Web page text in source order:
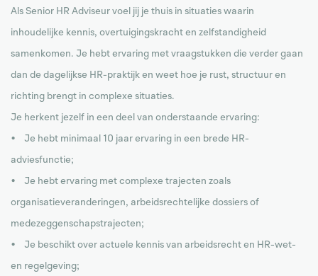
Als Senior HR Adviseur voel jij je thuis in situaties waarin
inhoudelijke kennis, overtuigingskracht en zelfstandigheid
samenkomen. Je hebt ervaring met vraagstukken die verder gaan
dan de dagelijkse HR-praktijk en weet hoe je rust, structuur en
richting brengt in complexe situaties.
Je herkent jezelf in een deel van onderstaande ervaring:
• Je hebt minimaal 10 jaar ervaring in een brede HR-
adviesfunctie;
• Je hebt ervaring met complexe trajecten zoals
organisatieveranderingen, arbeidsrechtelijke dossiers of
medezeggenschapstrajecten;
• Je beschikt over actuele kennis van arbeidsrecht en HR-wet-
en regelgeving;